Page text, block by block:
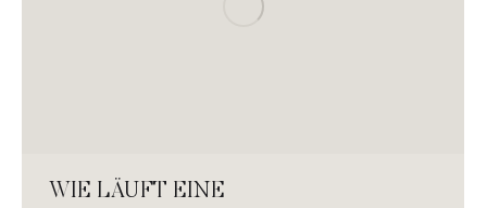
WIE LÄUFT EINE